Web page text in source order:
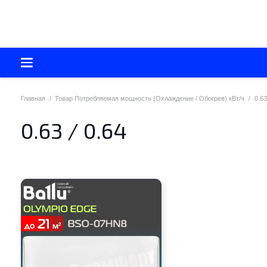
Главная / Товар Потребляемая мощность (Охлаждение / Обогрев) кВт/ч /
0.63 / 0.64